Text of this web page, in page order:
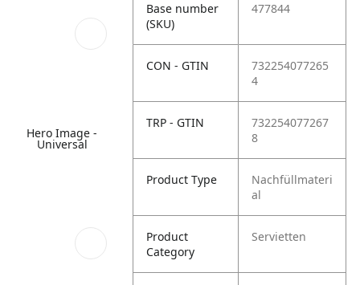
Hero Image -
Universal
Base number
(SKU)
477844
CON - GTIN
732254077265
4
TRP - GTIN
732254077267
8
Product Type
Nachfüllmateri
al
Product
Category
Servietten